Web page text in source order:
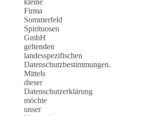
kleine
Firma
Sommerfeld
Spirituosen
GmbH
geltenden
landesspezifischen
Datenschutzbestimmungen.
Mittels
dieser
Datenschutzerklärung
möchte
unser